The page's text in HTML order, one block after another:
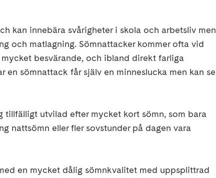
kan innebära svårigheter i skola och arbetsliv men
och matlagning. Sömnattacker kommer ofta vid
besvärande, och ibland direkt farliga
sömnattack får själv en minneslucka men kan se
tillfälligt utvilad efter mycket kort sömn, som bara
nattsömn eller fler sovstunder på dagen vara
en mycket dålig sömnkvalitet med uppsplittrad